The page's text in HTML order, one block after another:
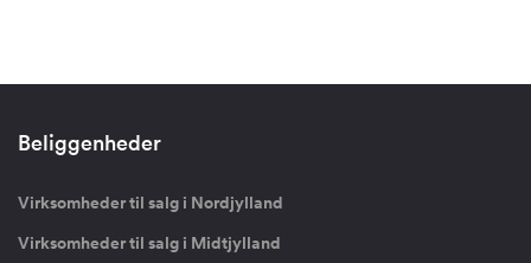
Beliggenheder
Virksomheder til salg i Nordjylland
Virksomheder til salg i Midtjylland